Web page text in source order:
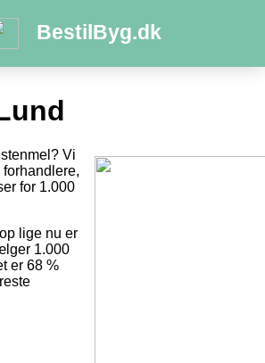
BestilByg.dk
Vi
for 1.000
lige nu er
1.000
er 68 %